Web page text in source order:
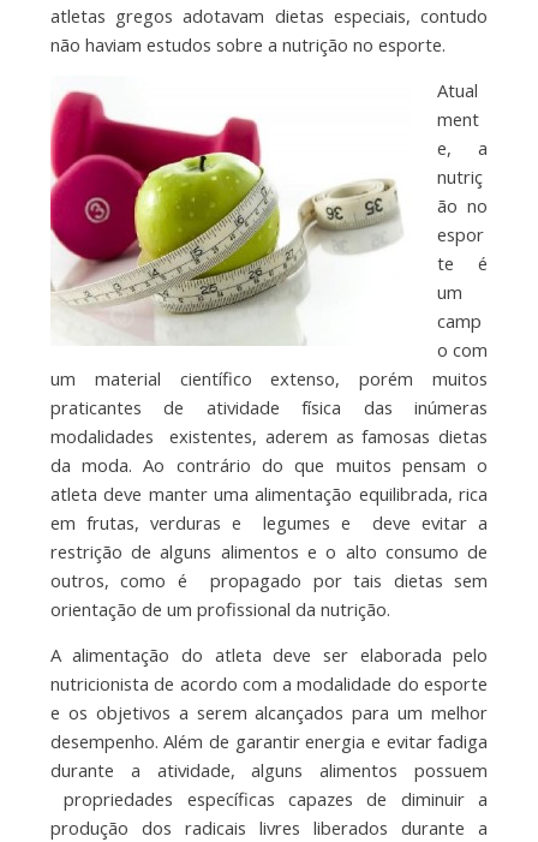
atletas gregos adotavam dietas especiais, contudo
não haviam estudos sobre a nutrição no esporte.
Atual
ment
e, a
nutriç
ão no
espor
te é
um
camp
o com
um material científico extenso, porém muitos
praticantes de atividade física das inúmeras
modalidades existentes, aderem as famosas dietas
da moda. Ao contrário do que muitos pensam o
atleta deve manter uma alimentação equilibrada, rica
em frutas, verduras e legumes e deve evitar a
restrição de alguns alimentos e o alto consumo de
outros, como é propagado por tais dietas sem
orientação de um profissional da nutrição.
A alimentação do atleta deve ser elaborada pelo
nutricionista de acordo com a modalidade do esporte
e os objetivos a serem alcançados para um melhor
desempenho. Além de garantir energia e evitar fadiga
durante a atividade, alguns alimentos possuem
propriedades específicas capazes de diminuir a
produção dos radicais livres liberados durante a